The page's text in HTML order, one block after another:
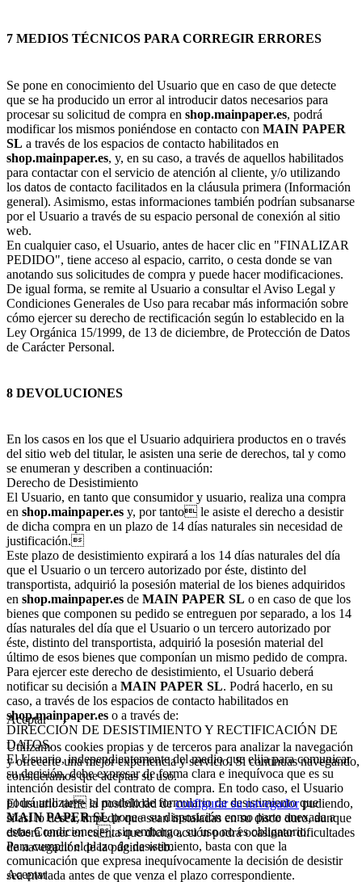
7 MEDIOS TÉCNICOS PARA CORREGIR ERRORES
Se pone en conocimiento del Usuario que en caso de que detecte
que se ha producido un error al introducir datos necesarios para
procesar su solicitud de compra en shop.mainpaper.es, podrá
modificar los mismos poniéndose en contacto con MAIN PAPER
SL a través de los espacios de contacto habilitados en
shop.mainpaper.es, y, en su caso, a través de aquellos habilitados
para contactar con el servicio de atención al cliente, y/o utilizando
los datos de contacto facilitados en la cláusula primera (Información
general). Asimismo, estas informaciones también podrían subsanarse
por el Usuario a través de su espacio personal de conexión al sitio
web.
En cualquier caso, el Usuario, antes de hacer clic en "FINALIZAR
PEDIDO", tiene acceso al espacio, carrito, o cesta donde se van
anotando sus solicitudes de compra y puede hacer modificaciones.
De igual forma, se remite al Usuario a consultar el Aviso Legal y
Condiciones Generales de Uso para recabar más información sobre
cómo ejercer su derecho de rectificación según lo establecido en la
Ley Orgánica 15/1999, de 13 de diciembre, de Protección de Datos
de Carácter Personal.
8 DEVOLUCIONES
En los casos en los que el Usuario adquiriera productos en o través
del sitio web del titular, le asisten una serie de derechos, tal y como
se enumeran y describen a continuación:
Derecho de Desistimiento
El Usuario, en tanto que consumidor y usuario, realiza una compra
en shop.mainpaper.es y, por tanto le asiste el derecho a desistir
de dicha compra en un plazo de 14 días naturales sin necesidad de
justificación.
Este plazo de desistimiento expirará a los 14 días naturales del día
que el Usuario o un tercero autorizado por éste, distinto del
transportista, adquirió la posesión material de los bienes adquiridos
en shop.mainpaper.es de MAIN PAPER SL o en caso de que los
bienes que componen su pedido se entreguen por separado, a los 14
días naturales del día que el Usuario o un tercero autorizado por
éste, distinto del transportista, adquirió la posesión material del
último de esos bienes que componían un mismo pedido de compra.
Para ejercer este derecho de desistimiento, el Usuario deberá
notificar su decisión a MAIN PAPER SL. Podrá hacerlo, en su
caso, a través de los espacios de contacto habilitados en
shop.mainpaper.es o a través de:
DIRECCIÓN DE DESISTIMIENTO Y RECTIFICACIÓN DE
DATOS.
El Usuario, independientemente del medio que elija para comunicar
su decisión, debe expresar de forma clara e inequívoca que es su
intención desistir del contrato de compra. En todo caso, el Usuario
podrá utilizar el modelo de formulario de desistimiento que
MAIN PAPER SLpone a su disposición como parte anexada a
estas Condiciones, sin embargo, su uso no es obligatorio.
Para cumplir el plazo de desistimiento, basta con que la
comunicación que expresa inequívocamente la decisión de desistir
sea enviada antes de que venza el plazo correspondiente.
Aceptar
Utilizamos cookies propias y de terceros para analizar la navegación
y ofrecerte una mejor experiencia y servicio. Si continuas navegando,
consideramos que aceptas su uso.
El usuario tiene la posibilidad deconfigurar su navegadorpudiendo,
si así lo desea, impedir que sean instaladas en su disco duro, aunque
deberá tener en cuenta que dicha acción podrá ocasionar dificultades
de navegación de la página web.
Aceptar